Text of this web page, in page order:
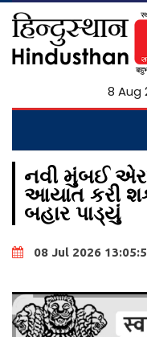
8 Aug
નવી મુંબઈ
આયાત કરી
બહાર પાડ્યું
08 Jul 2026